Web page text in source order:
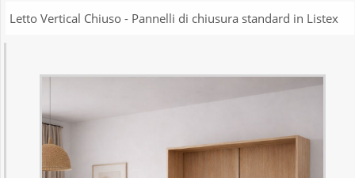
Letto Vertical Chiuso - Pannelli di chiusura standard in Listex